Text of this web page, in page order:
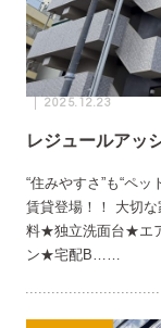
2025.12.23
レジュールアッ
“住みやすさ”も“ペッ
賃貸登場！！ 大切
料★独立洗面台★エ
ン★宅配B……